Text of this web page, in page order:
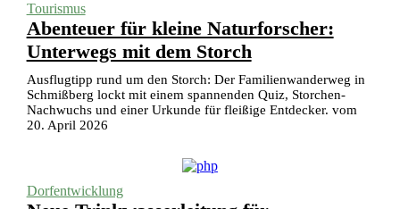
Tourismus
Abenteuer für kleine Naturforscher:
Unterwegs mit dem Storch
Ausflugtipp rund um den Storch: Der Familienwanderweg in
Schmißberg lockt mit einem spannenden Quiz, Storchen-
Nachwuchs und einer Urkunde für fleißige Entdecker. vom
20. April 2026
Dorfentwicklung